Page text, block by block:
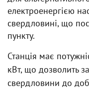
електроенергією
свердловині, що
пункту.
Станція має
кВт, що дозволить
свердловини до